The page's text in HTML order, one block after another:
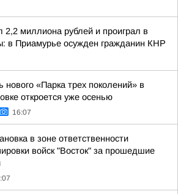
2,2 миллиона рублей и проиграл в
в Приамурье осужден гражданин КНР
нового «Парка трех поколений» в
откроется уже осенью
16:07
в зоне ответственности
войск "Восток" за прошедшие